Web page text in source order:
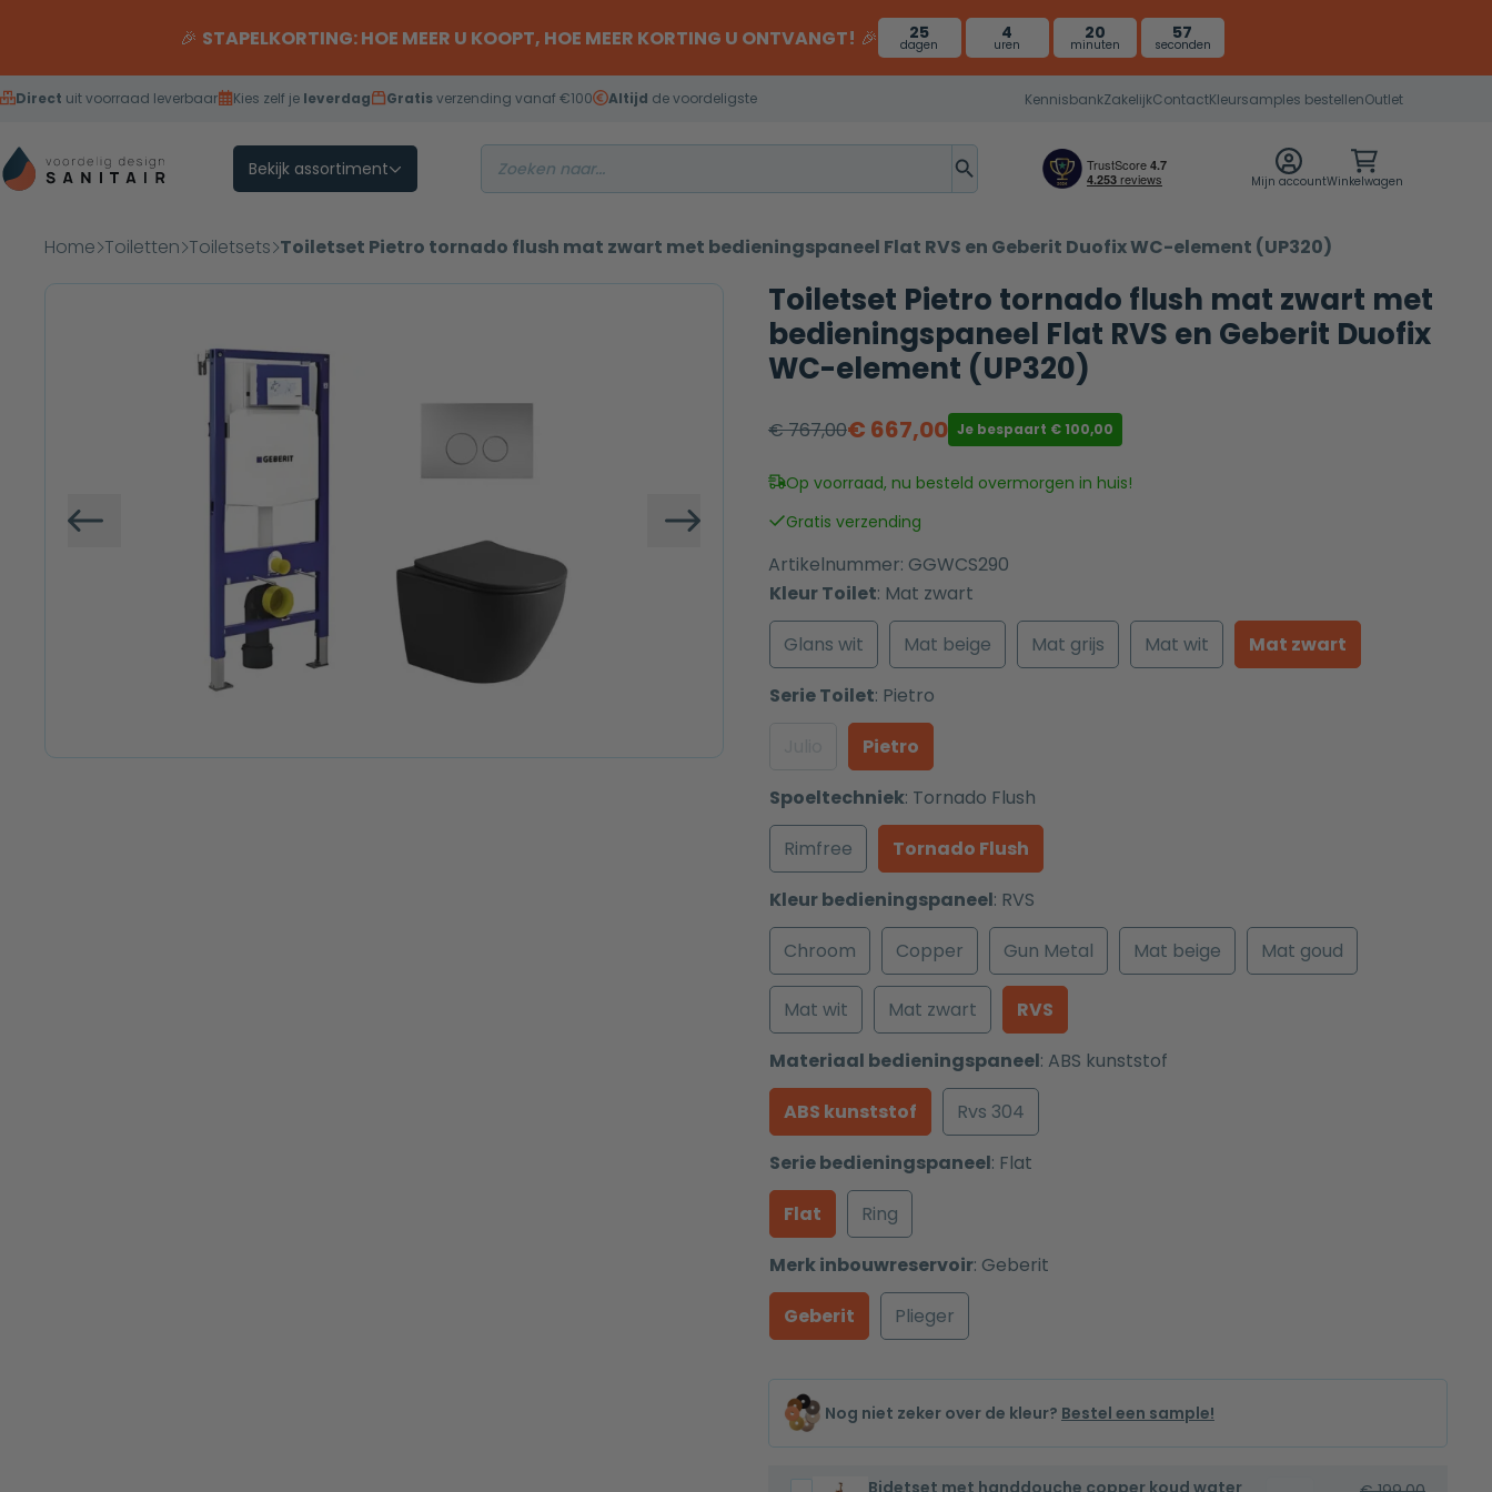
🎉 STAPELKORTING: HOE MEER U KOOPT, HOE MEER KORTING U ONTVANGT! 🎉 25
dagen
4
uren
20
minuten
57
seconden
Direct uit voorraad leverbaar Kies zelf je leverdag Gratisverzending vanaf €100 Altijd de voordeligste KennisbankZakelijkContactKleursamples bestellenOutlet
Bekijk assortiment
Mijn accountWinkelwagen
Home Toiletten Toiletsets Toiletset Pietro tornado flush mat zwart met bedieningspaneel Flat RVS en Geberit Duofix WC-element (UP320)
Vorige Volgende
Toiletset Pietro tornado flush mat zwart met
bedieningspaneel Flat RVS en Geberit Duofix
WC-element (UP320)
€767,00
Oorspronkelijke
prijs
was:
€ 767,00.
€ 667,00
Huidige
prijs
is:
€ 667,00.
Je bespaart €100,00
Op voorraad, nu besteld overmorgen in huis!
Gratis verzending
Artikelnummer: GGWCS290
Kleur Toilet: Mat zwart
Glans wit
Mat beige Mat grijs Mat wit
Mat zwart
Serie Toilet: Pietro
Pietro
Spoeltechniek: Tornado Flush
Rimfree
Tornado Flush
Kleur bedieningspaneel: RVS
Chroom
Copper Gun Metal Mat beige Mat goud
Mat wit Mat zwart
RVS
Materiaal bedieningspaneel: ABS kunststof
ABS kunststof
Rvs 304
Serie bedieningspaneel: Flat
Flat
Ring
Merk inbouwreservoir: Geberit
Geberit
Plieger
Nog niet zeker over de kleur? Bestel een sample!
Bidetset met handdouche copper koud water